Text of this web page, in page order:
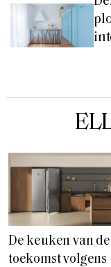
De keuken van de
toekomst volgens